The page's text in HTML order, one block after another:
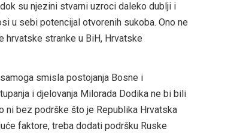
su njezini stvarni uzroci daleko dublji i
u sebi potencijal otvorenih sukoba. Ono ne
hrvatske stranke u BiH, Hrvatske
smisla postojanja Bosne i
i djelovanja Milorada Dodika ne bi bili
ni bez podrške što je Republika Hrvatska
faktore, treba dodati podršku Ruske